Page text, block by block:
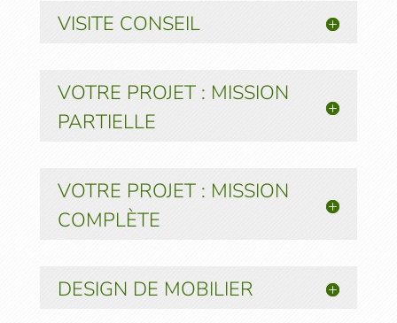
VISITE CONSEIL
VOTRE PROJET : MISSION
PARTIELLE
VOTRE PROJET : MISSION
COMPLÈTE
DESIGN DE MOBILIER